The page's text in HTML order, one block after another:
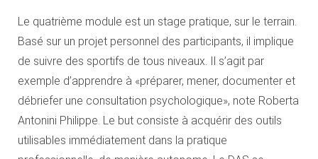
Le quatrième module est un stage pratique, sur le terrain.
Basé sur un projet personnel des participants, il implique
de suivre des sportifs de tous niveaux. Il s’agit par
exemple d’apprendre à «préparer, mener, documenter et
débriefer une consultation psychologique», note Roberta
Antonini Philippe. Le but consiste à acquérir des outils
utilisables immédiatement dans la pratique